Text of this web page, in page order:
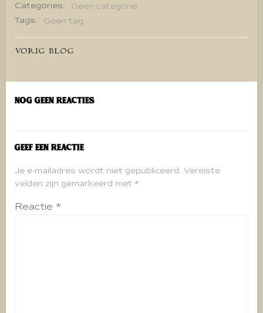
Categories:
Geen categorie
Tags:
Geen tag
Bericht
navigatie
VORIG BLOG
Nog geen reacties
Geef een reactie
Je e-mailadres wordt niet gepubliceerd. Vereiste
velden zijn gemarkeerd met *
Reactie *